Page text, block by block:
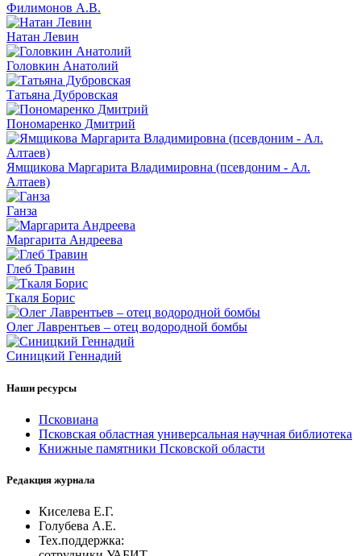
Филимонов А.В.
Натан Левин
Головкин Анатолий
Татьяна Дубровская
Пономаренко Дмитрий
Ямщикова Маргарита Владимировна (псевдоним - Ал.
Алтаев)
Ганза
Маргарита Андреева
Глеб Травин
Ткаля Борис
Олег Лаврентьев – отец водородной бомбы
Синицкий Геннадий
Наши ресурсы
Псковиана
Псковская областная универсальная научная библиотека
Книжные памятники Псковской области
Редакция журнала
Киселева Е.Г.
Голубева А.Е.
Тех.поддержка: